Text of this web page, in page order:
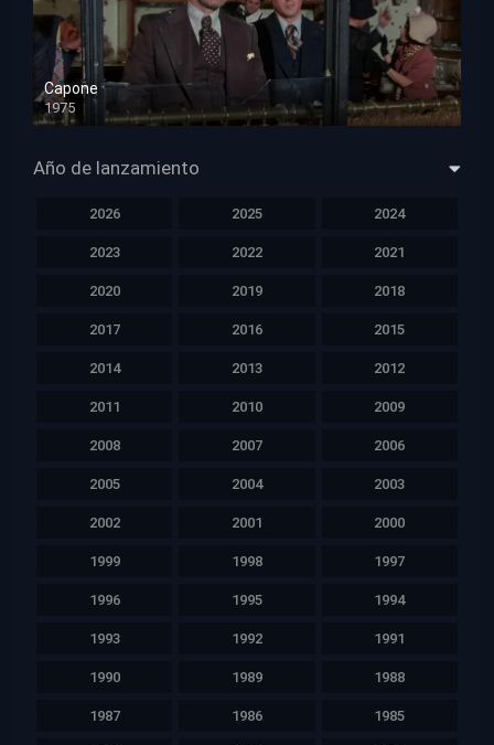
Capone
1975
HD 1080p
Año de lanzamiento
2026 2025 2024
2023 2022 2021
2020 2019 2018
2017 2016 2015
2014 2013 2012
2011 2010 2009
2008 2007 2006
2005 2004 2003
2002 2001 2000
1999 1998 1997
1996 1995 1994
1993 1992 1991
1990 1989 1988
1987 1986 1985